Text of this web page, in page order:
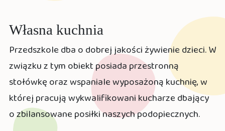
Własna kuchnia
Przedszkole dba o dobrej jakości żywienie dzieci. W
związku z tym obiekt posiada przestronną
stołówkę oraz wspaniale wyposażoną kuchnię, w
której pracują wykwalifikowani kucharze dbający
o zbilansowane posiłki naszych podopiecznych.